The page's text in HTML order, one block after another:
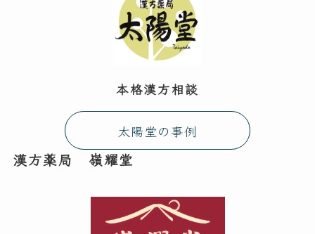
本格漢方相談
太陽堂の事例
漢方薬局 嶺耀堂